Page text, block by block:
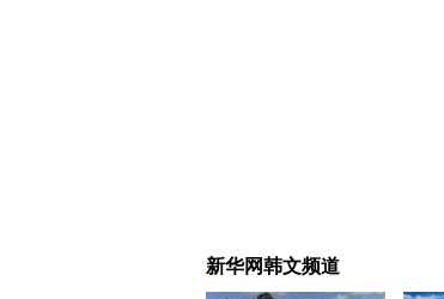
新华网韩文频道